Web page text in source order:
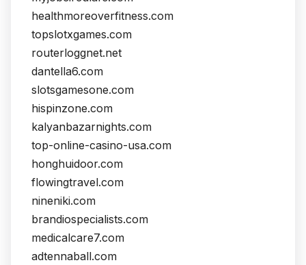
healthmoreoverfitness.com
topslotxgames.com
routerloggnet.net
dantella6.com
slotsgamesone.com
hispinzone.com
kalyanbazarnights.com
top-online-casino-usa.com
honghuidoor.com
flowingtravel.com
nineniki.com
brandiospecialists.com
medicalcare7.com
adtennaball.com